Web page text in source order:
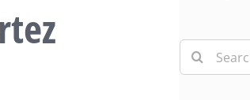
Search
for: